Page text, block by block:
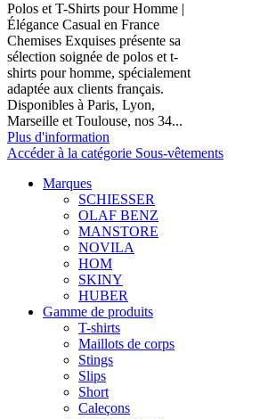
Polos et T-Shirts pour Homme |
Élégance Casual en France
Chemises Exquises présente sa
sélection soignée de polos et t-
shirts pour homme, spécialement
adaptée aux clients français.
Disponibles à Paris, Lyon,
Marseille et Toulouse, nos 34...
Plus d'information
Accéder à la catégorie Sous-vêtements
Marques
SCHIESSER
OLAF BENZ
MANSTORE
NOVILA
HOM
SKINY
HUBER
Gamme de produits
T-shirts
Maillots de corps
Stings
Slips
Short
Caleçons